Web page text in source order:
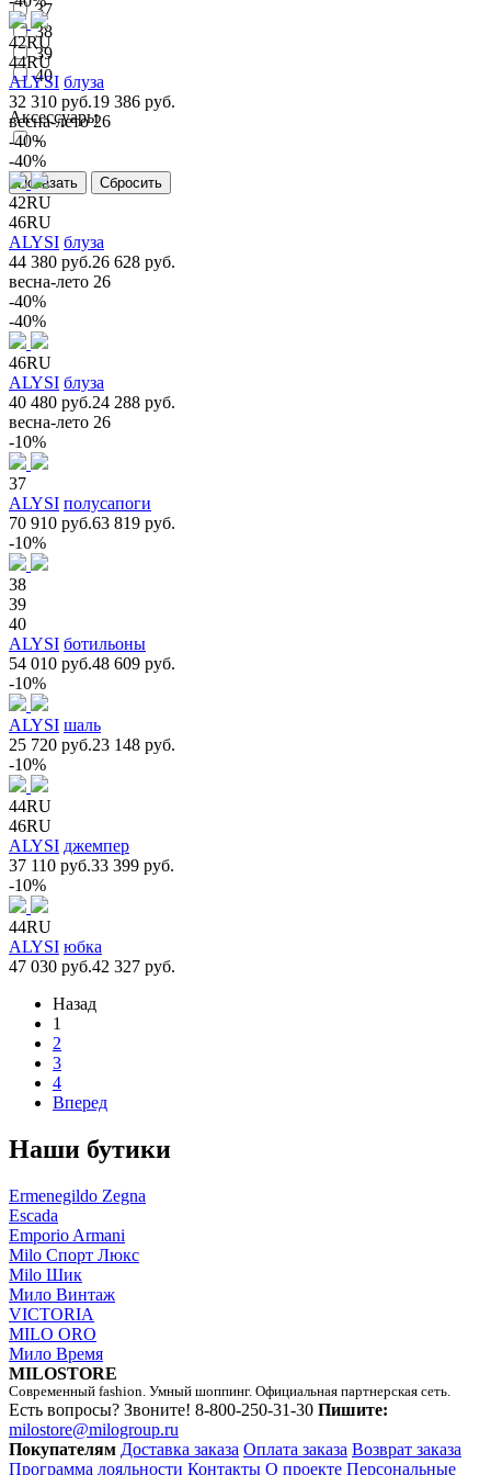
37
38
39
40
Аксессуары
-
42RU
44RU
ALYSI блуза
32 310 руб.19 386 руб.
весна-лето 26
-40%
-40%
42RU
46RU
ALYSI блуза
44 380 руб.26 628 руб.
весна-лето 26
-40%
-40%
46RU
ALYSI блуза
40 480 руб.24 288 руб.
весна-лето 26
-10%
37
ALYSI полусапоги
70 910 руб.63 819 руб.
-10%
38
39
40
ALYSI ботильоны
54 010 руб.48 609 руб.
-10%
ALYSI шаль
25 720 руб.23 148 руб.
-10%
44RU
46RU
ALYSI джемпер
37 110 руб.33 399 руб.
-10%
44RU
ALYSI юбка
47 030 руб.42 327 руб.
Назад
1
2
3
4
Вперед
Наши бутики
Ermenegildo Zegna
Escada
Emporio Armani
Milo Спорт Люкс
Milo Шик
Мило Винтаж
VICTORIA
MILO ORO
Мило Время
MILOSTORE
Современный fashion. Умный шоппинг. Официальная партнерская сеть.
Есть вопросы? Звоните! 8-800-250-31-30 Пишите:
milostore@milogroup.ru
Покупателям Доставка заказа Оплата заказа Возврат заказа
Программа лояльности Контакты О проекте Персональные